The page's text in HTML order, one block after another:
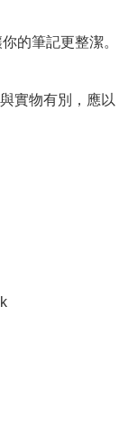
的筆記更整潔。
實物有別，應以